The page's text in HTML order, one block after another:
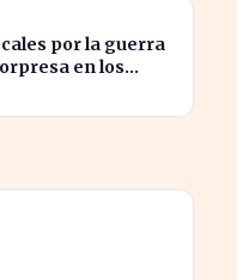
por la guerra
en los